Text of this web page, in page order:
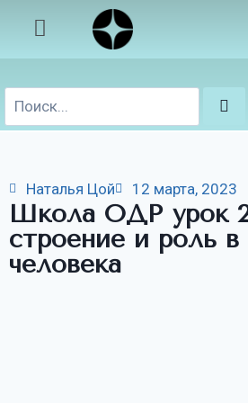
Наталья Цой 12 марта, 2023
Школа ОДР урок
строение и роль
человека